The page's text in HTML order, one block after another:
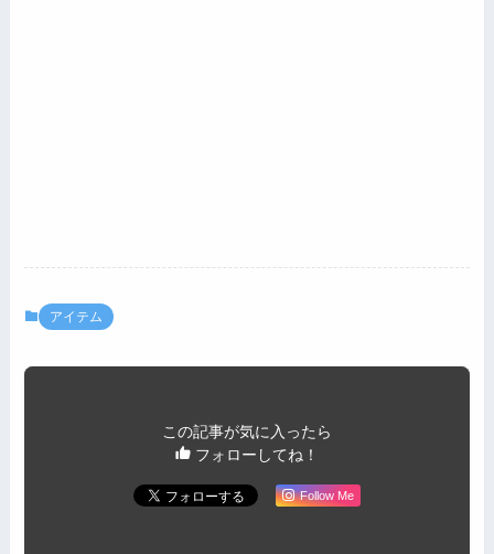
アイテム
この記事が気に入ったら
フォローしてね！
Follow Me